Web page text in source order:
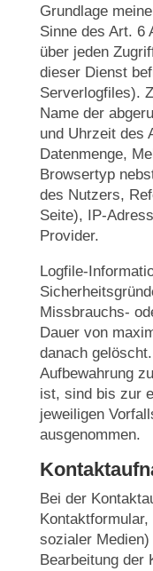
Grundlage
Sinne des Art. 6
über jeden
dieser Dienst
Serverlogfiles).
Name der
und Uhrzeit des
Datenmenge,
Browsertyp
des Nutzers,
Seite), IP-
Provider.
Logfile-
Missbrauchs-
Dauer von
danach
Aufbewahrung
ist, sind bis zur
jeweiligen
ausgenommen.
Bei der
sozialer
Bearbeitung der